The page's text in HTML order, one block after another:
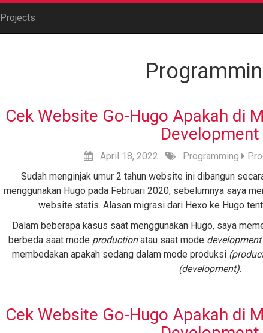
Projects
Cek Website Go-Hugo Apakah di
Development
April 18, 2022 Programming
Sudah menginjak umur 2 tahun website ini dibangun
menggunakan Hugo pada Februari 2020, sebelumnya saya
website statis. Alasan migrasi dari Hexo ke Hugo
Dalam beberapa kasus saat menggunakan Hugo, saya
berbeda saat mode productionatau saat mode development
membedakan apakah sedang dalam mode produksi
(development).
Cek Website Go-Hugo Apakah di